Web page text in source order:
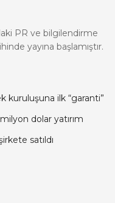
PR ve bilgilendirme
yayına başlamıştır.
kuruluşuna ilk “garanti”
dolar yatırım
satıldı